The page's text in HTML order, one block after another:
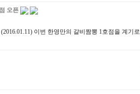
오픈
이번 한영만의 갈비짬뽕 1호점을 계기로